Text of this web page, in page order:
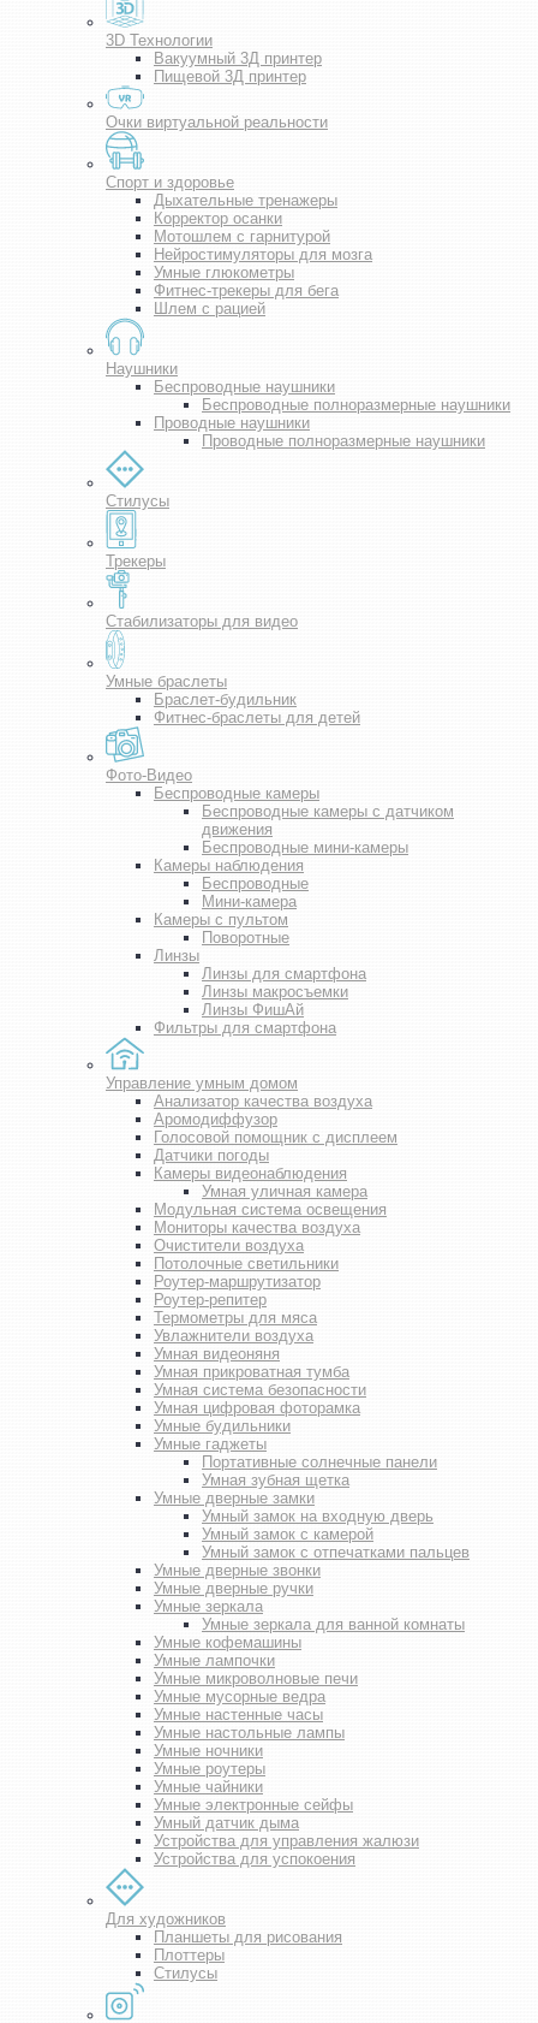
3D Технологии
Вакуумный 3Д принтер
Пищевой 3Д принтер
Очки виртуальной реальности
Спорт и здоровье
Дыхательные тренажеры
Корректор осанки
Мотошлем с гарнитурой
Нейростимуляторы для мозга
Умные глюкометры
Фитнес-трекеры для бега
Шлем с рацией
Наушники
Беспроводные наушники
Беспроводные полноразмерные наушники
Проводные наушники
Проводные полноразмерные наушники
Стилусы
Трекеры
Стабилизаторы для видео
Умные браслеты
Браслет-будильник
Фитнес-браслеты для детей
Фото-Видео
Беспроводные камеры
Беспроводные камеры с датчиком
движения
Беспроводные мини-камеры
Камеры наблюдения
Беспроводные
Мини-камера
Камеры с пультом
Поворотные
Линзы
Линзы для смартфона
Линзы макросъемки
Линзы ФишАй
Фильтры для смартфона
Управление умным домом
Анализатор качества воздуха
Аромодиффузор
Голосовой помощник с дисплеем
Датчики погоды
Камеры видеонаблюдения
Умная уличная камера
Модульная система освещения
Мониторы качества воздуха
Очистители воздуха
Потолочные светильники
Роутер-маршрутизатор
Роутер-репитер
Термометры для мяса
Увлажнители воздуха
Умная видеоняня
Умная прикроватная тумба
Умная система безопасности
Умная цифровая фоторамка
Умные будильники
Умные гаджеты
Портативные солнечные панели
Умная зубная щетка
Умные дверные замки
Умный замок на входную дверь
Умный замок с камерой
Умный замок с отпечатками пальцев
Умные дверные звонки
Умные дверные ручки
Умные зеркала
Умные зеркала для ванной комнаты
Умные кофемашины
Умные лампочки
Умные микроволновые печи
Умные мусорные ведра
Умные настенные часы
Умные настольные лампы
Умные ночники
Умные роутеры
Умные чайники
Умные электронные сейфы
Умный датчик дыма
Устройства для управления жалюзи
Устройства для успокоения
Для художников
Планшеты для рисования
Плоттеры
Стилусы